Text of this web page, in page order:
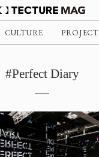
CULTURE PROJECT
#Perfect Diary